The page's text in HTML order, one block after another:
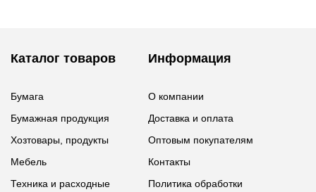
Каталог товаров
Бумага
Бумажная продукция
Хозтовары, продукты
Мебель
Техника и расходные
Информация
О компании
Доставка и оплата
Оптовым покупателям
Контакты
Политика обработки